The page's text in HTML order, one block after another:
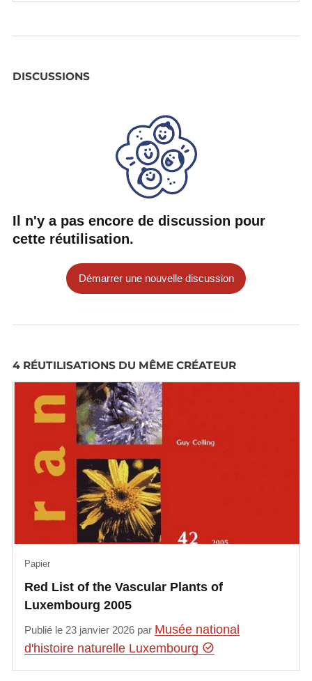
DISCUSSIONS
Il n'y a pas encore de discussion pour
cette réutilisation.
Démarrer une nouvelle discussion
4 RÉUTILISATIONS DU MÊME CRÉATEUR
Red List of the Vascular Plants of
Luxembourg 2005
Papier
Publié le 23 janvier 2026 par Musée national
d'histoire naturelle Luxembourg